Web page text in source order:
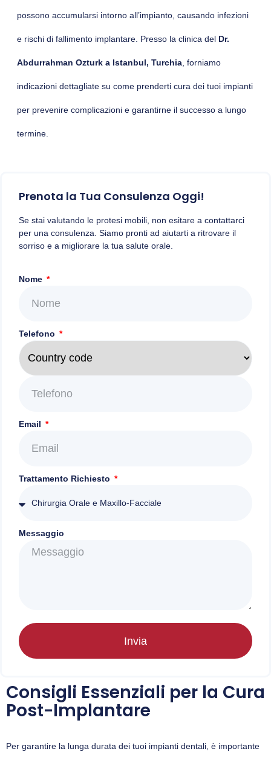
possono accumularsi intorno all’impianto, causando infezioni
e rischi di fallimento implantare. Presso la clinica del Dr.
Abdurrahman Ozturk a Istanbul, Turchia, forniamo
indicazioni dettagliate su come prenderti cura dei tuoi impianti
per prevenire complicazioni e garantirne il successo a lungo
termine.
Prenota la Tua Consulenza Oggi!
Se stai valutando le protesi mobili, non esitare a contattarci
per una consulenza. Siamo pronti ad aiutarti a ritrovare il
sorriso e a migliorare la tua salute orale.
Nome
Telefono
Email
Trattamento Richiesto
Messaggio
Invia
Consigli Essenziali per la Cura
Post-Implantare
Per garantire la lunga durata dei tuoi impianti dentali, è importante